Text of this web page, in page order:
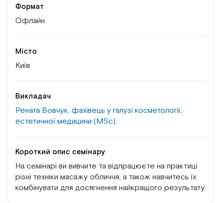
Формат
Офлайн
Місто
Київ
Викладач
Рената Вовчук, фахівець у галузі косметології,
естетичної медицини (MSc).
Короткий опис семінару
На семінарі ви вивчите та відпрацюєте на практиці
різні техніки масажу обличчя, а також навчитесь їх
комбінувати для досягнення найкращого результату.
Естетична медицина